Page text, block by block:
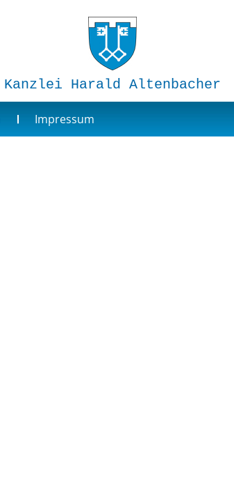
Kanzlei Harald Altenbacher
Impressum